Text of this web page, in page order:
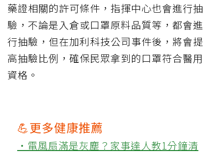
藥證相關的許可條件，指揮中心也會進行抽
驗，不論是入倉或口罩原料品質等，都會進
行抽驗，但在加利科技公司事件後，將會提
高抽驗比例，確保民眾拿到的口罩符合醫用
資格。
💪更多健康推薦
‧電風扇滿是灰塵？家事達人教1分鐘清